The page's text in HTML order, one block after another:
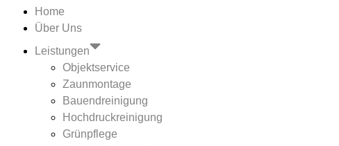
Home
Über Uns
Leistungen
Objektservice
Zaunmontage
Bauendreinigung
Hochdruckreinigung
Grünpflege